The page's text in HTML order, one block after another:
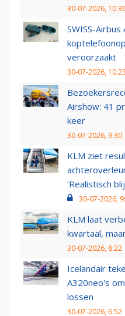
30-07-2026,
SWISS-
veroorzaakt
30-07-2026, 10:23
Airshow: 41
keer
30-07-2026, 9:30
KLM ziet
‘Realistisch
30-07-2026,
KLM laat
kwartaal,
30-07-2026, 8:22
Icelandair
A320neo's
lossen
30-07-2026, 6:52